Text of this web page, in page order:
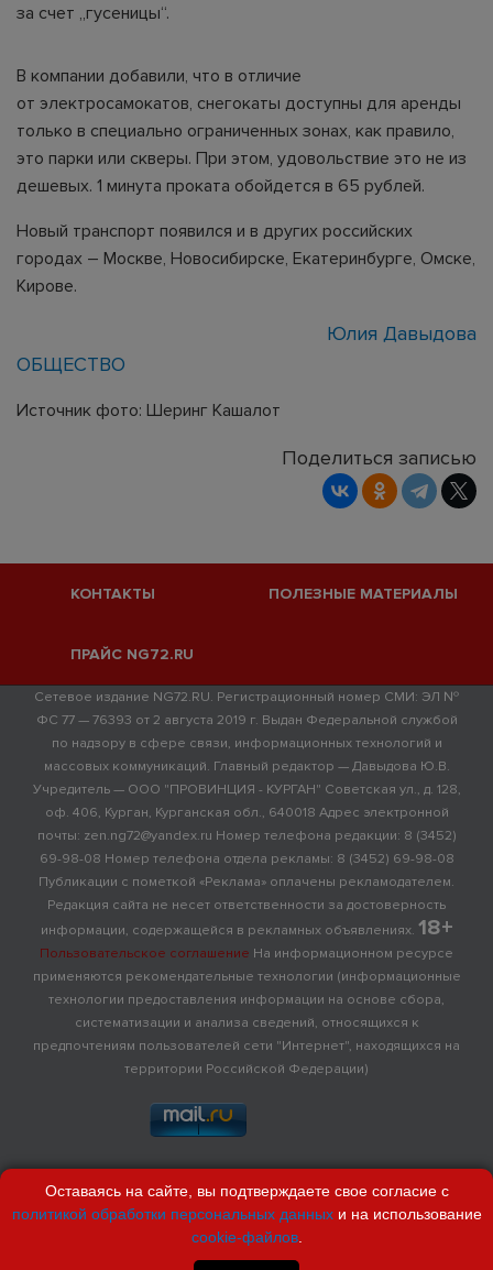
за счет „гусеницы“.
В компании добавили, что в отличие
от электросамокатов, снегокаты доступны для аренды
только в специально ограниченных зонах, как правило,
это парки или скверы. При этом, удовольствие это не из
дешевых. 1 минута проката обойдется в 65 рублей.
Новый транспорт появился и в других российских
городах – Москве, Новосибирске, Екатеринбурге, Омске,
Кирове.
Юлия Давыдова
ОБЩЕСТВО
Источник фото: Шеринг Кашалот
Поделиться записью
КОНТАКТЫ ПОЛЕЗНЫЕ МАТЕРИАЛЫ
ПРАЙС NG72.RU
Сетевое издание NG72.RU. Регистрационный номер СМИ: ЭЛ №
ФС 77 — 76393 от 2 августа 2019 г. Выдан Федеральной службой
по надзору в сфере связи, информационных технологий и
массовых коммуникаций. Главный редактор — Давыдова Ю.В.
Учредитель — ООО "ПРОВИНЦИЯ - КУРГАН" Советская ул., д. 128,
оф. 406, Курган, Курганская обл., 640018 Адрес электронной
почты: zen.ng72@yandex.ru Номер телефона редакции: 8 (3452)
69-98-08 Номер телефона отдела рекламы: 8 (3452) 69-98-08
Публикации с пометкой «Реклама» оплачены рекламодателем.
Редакция сайта не несет ответственности за достоверность
информации, содержащейся в рекламных объявлениях. 18+
Пользовательское соглашение На информационном ресурсе
применяются рекомендательные технологии (информационные
технологии предоставления информации на основе сбора,
систематизации и анализа сведений, относящихся к
предпочтениям пользователей сети "Интернет", находящихся на
территории Российской Федерации)
Оставаясь на сайте, вы подтверждаете свое согласие с
политикой обработки персональных данныхи на использование
cookie-файлов.